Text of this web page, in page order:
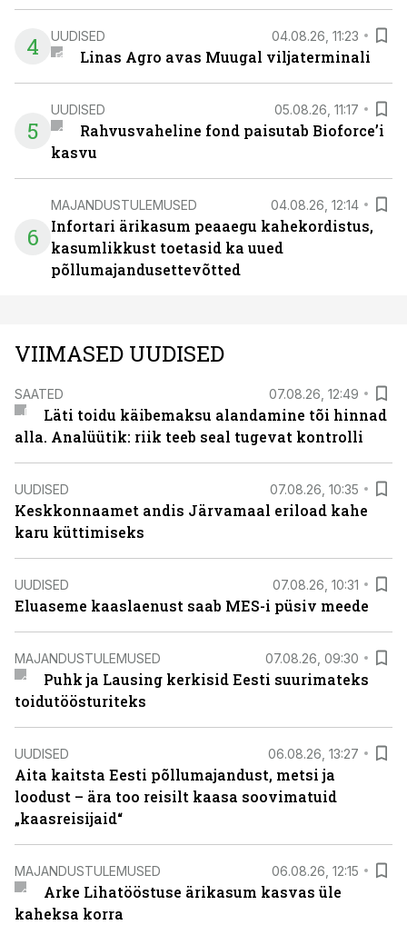
4 UUDISED 04.08.26, 11:23
Linas Agro avas Muugal viljaterminali
5
UUDISED 05.08.26, 11:17
Rahvusvaheline fond paisutab Bioforce’i
kasvu
6
MAJANDUSTULEMUSED 04.08.26, 12:14
Infortari ärikasum peaaegu kahekordistus,
kasumlikkust toetasid ka uued
põllumajandusettevõtted
VIIMASED UUDISED
SAATED 07.08.26, 12:49
Läti toidu käibemaksu alandamine tõi hinnad
alla. Analüütik: riik teeb seal tugevat kontrolli
UUDISED 07.08.26, 10:35
Keskkonnaamet andis Järvamaal eriload kahe
karu küttimiseks
UUDISED 07.08.26, 10:31
Eluaseme kaaslaenust saab MES-i püsiv meede
MAJANDUSTULEMUSED 07.08.26, 09:30
Puhk ja Lausing kerkisid Eesti suurimateks
toidutöösturiteks
UUDISED 06.08.26, 13:27
Aita kaitsta Eesti põllumajandust, metsi ja
loodust – ära too reisilt kaasa soovimatuid
„kaasreisijaid“
MAJANDUSTULEMUSED 06.08.26, 12:15
Arke Lihatööstuse ärikasum kasvas üle
kaheksa korra